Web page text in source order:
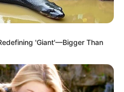
και
'Giant'—Bigger Than